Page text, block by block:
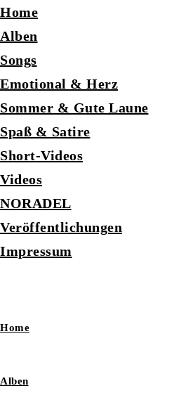
Home
Alben
Songs
Emotional & Herz
Sommer & Gute Laune
Spaß & Satire
Short-Videos
Videos
NORADEL
Veröffentlichungen
Impressum
Home
Alben